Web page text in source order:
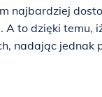
najbardziej
A to dzięki temu,
nadając jednak